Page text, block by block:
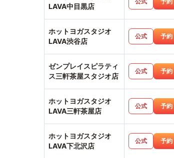
LAVA中目黒店
ホットヨガスタジオ
LAVA渋谷店
公式 予約
ゼンプレイスピラティ
ス三軒茶屋スタジオ店
公式 予約
ホットヨガスタジオ
LAVA三軒茶屋店
公式 予約
ホットヨガスタジオ
LAVA下北沢店
公式 予約